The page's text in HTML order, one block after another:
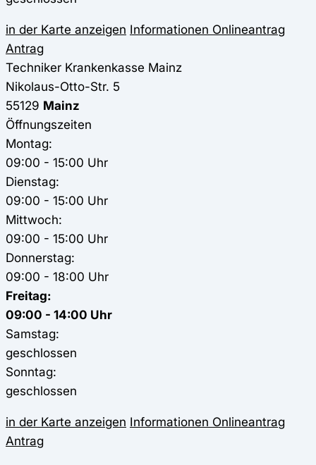
in der Karte anzeigen Informationen Onlineantrag
Antrag
Techniker Krankenkasse Mainz
Nikolaus-Otto-Str. 5
55129 Mainz
Öffnungszeiten
Montag:
09:00 - 15:00 Uhr
Dienstag:
09:00 - 15:00 Uhr
Mittwoch:
09:00 - 15:00 Uhr
Donnerstag:
09:00 - 18:00 Uhr
Freitag:
09:00 - 14:00 Uhr
Samstag:
geschlossen
Sonntag:
geschlossen
in der Karte anzeigen Informationen Onlineantrag
Antrag